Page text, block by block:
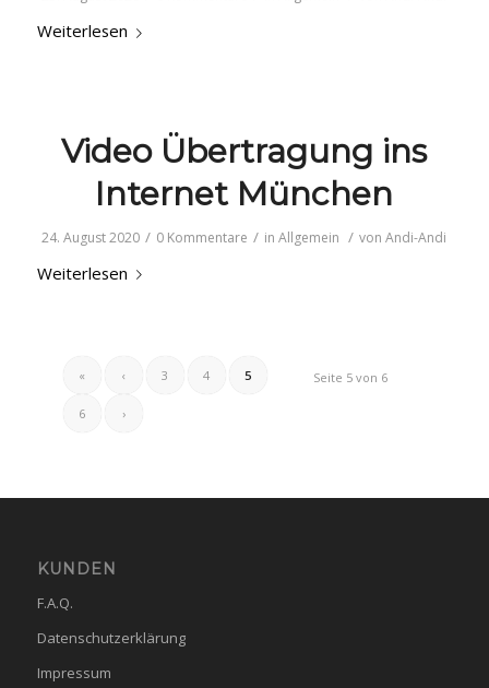
Weiterlesen
Video Übertragung ins
Internet München
24. August 2020 / 0 Kommentare / inAllgemein / vonAndi-Andi
Weiterlesen
Seite 5 von 6
« ‹ 3 4 5
6 ›
KUNDEN
F.A.Q.
Datenschutzerklärung
Impressum